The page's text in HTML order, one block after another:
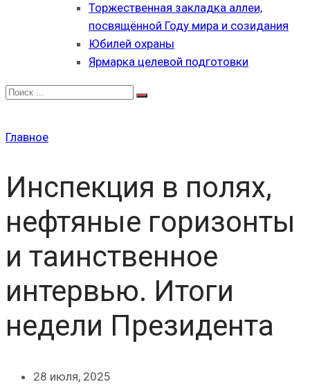
Торжественная закладка аллеи,
посвящённой Году мира и созидания
Юбилей охраны
Ярмарка целевой подготовки
Главное
Инспекция в полях,
нефтяные горизонты
и таинственное
интервью. Итоги
недели Президента
28 июля, 2025